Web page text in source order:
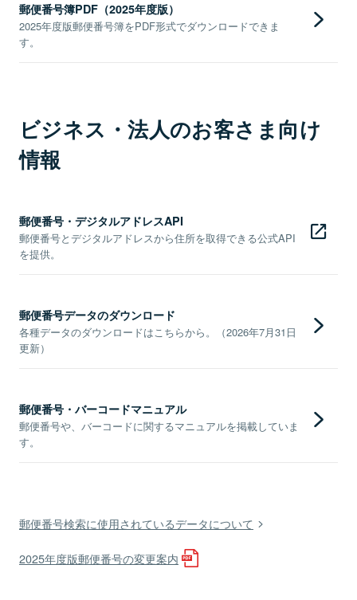
郵便番号簿PDF（2025年度版）
2025年度版郵便番号簿をPDF形式でダウンロードできま
す。
ビジネス・法人のお客さま向け
情報
郵便番号・デジタルアドレスAPI
郵便番号とデジタルアドレスから住所を取得できる公式API
を提供。
郵便番号データのダウンロード
各種データのダウンロードはこちらから。（2026年7月31日
更新）
郵便番号・バーコードマニュアル
郵便番号や、バーコードに関するマニュアルを掲載していま
す。
郵便番号検索に使用されているデータについて
2025年度版郵便番号の変更案内